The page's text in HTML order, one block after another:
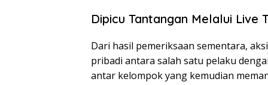
Dipicu Tantangan Melalui Live
Dari hasil pemeriksaan sementara,
pribadi antara salah satu pelaku
antar kelompok yang kemudian